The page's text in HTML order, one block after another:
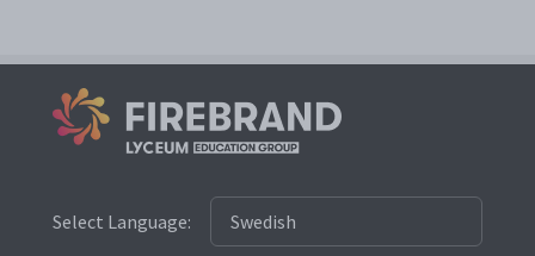
Select Language: